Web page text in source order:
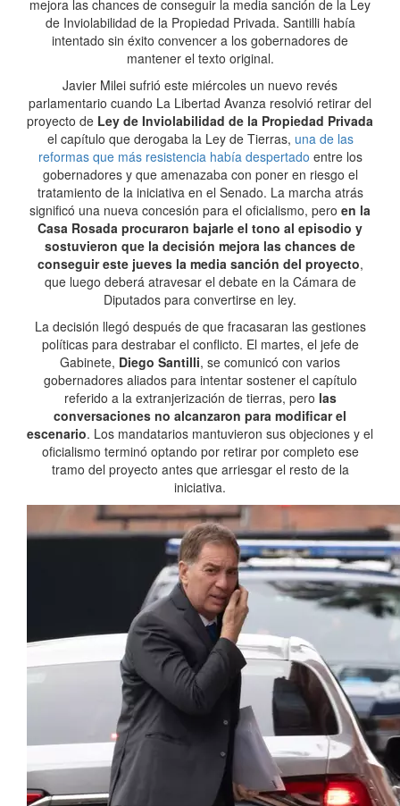
mejora las chances de conseguir la media sanción de la Ley
de Inviolabilidad de la Propiedad Privada. Santilli había
intentado sin éxito convencer a los gobernadores de
mantener el texto original.
Javier Milei sufrió este miércoles un nuevo revés
parlamentario cuando La Libertad Avanza resolvió retirar del
proyecto de Ley de Inviolabilidad de la Propiedad Privada
el capítulo que derogaba la Ley de Tierras, una de las
reformas que más resistencia había despertado entre los
gobernadores y que amenazaba con poner en riesgo el
tratamiento de la iniciativa en el Senado. La marcha atrás
significó una nueva concesión para el oficialismo, pero en la
Casa Rosada procuraron bajarle el tono al episodio y
sostuvieron que la decisión mejora las chances de
conseguir este jueves la media sanción del proyecto,
que luego deberá atravesar el debate en la Cámara de
Diputados para convertirse en ley.
La decisión llegó después de que fracasaran las gestiones
políticas para destrabar el conflicto. El martes, el jefe de
Gabinete, Diego Santilli, se comunicó con varios
gobernadores aliados para intentar sostener el capítulo
referido a la extranjerización de tierras, pero las
conversaciones no alcanzaron para modificar el
escenario. Los mandatarios mantuvieron sus objeciones y el
oficialismo terminó optando por retirar por completo ese
tramo del proyecto antes que arriesgar el resto de la
iniciativa.